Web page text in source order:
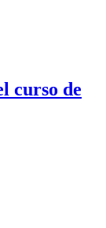
curso de